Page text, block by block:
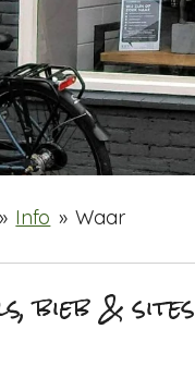
» Info » Waar
bieb & sites